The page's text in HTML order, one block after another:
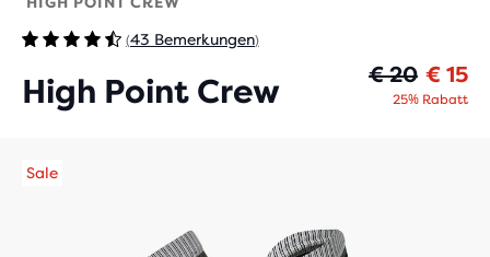
(43 Bemerkungen)
High Point Crew € 20 € 15
25% Rabatt
Sale